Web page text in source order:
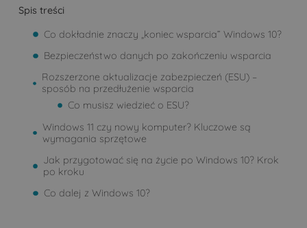
Spis treści
Co dokładnie znaczy „koniec wsparcia” Windows 10?
Bezpieczeństwo danych po zakończeniu wsparcia
Rozszerzone aktualizacje zabezpieczeń (ESU) –
sposób na przedłużenie wsparcia
Co musisz wiedzieć o ESU?
Windows 11 czy nowy komputer? Kluczowe są
wymagania sprzętowe
Jak przygotować się na życie po Windows 10? Krok
po kroku
Co dalej z Windows 10?